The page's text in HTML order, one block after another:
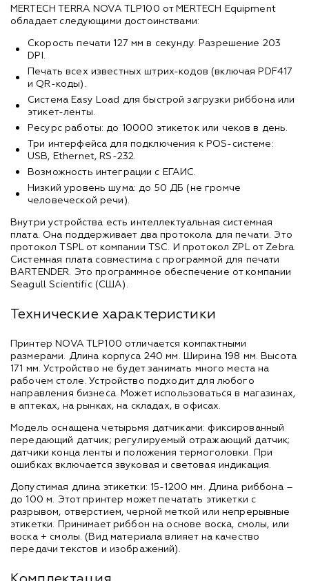
MERTECH TERRA NOVA TLP100 от MERTECH Equipment
обладает следующими достоинствами:
Скорость печати 127 мм в секунду. Разрешение 203
DPI.
Печать всех известных штрих-кодов (включая PDF417
и QR-коды).
Система Easy Load для быстрой загрузки риббона или
этикет-ленты.
Ресурс работы: до 10000 этикеток или чеков в день.
Три интерфейса для подключения к POS-системе:
USB, Ethernet, RS-232.
Возможность интеграции с ЕГАИС.
Низкий уровень шума: до 50 ДБ (не громче
человеческой речи).
Внутри устройства есть интеллектуальная системная
плата. Она поддерживает два протокола для печати. Это
протокол TSPL от компании TSC. И протокол ZPL от Zebra.
Системная плата совместима с программой для печати
BARTENDER. Это программное обеспечение от компании
Seagull Scientific (США).
Технические характеристики
Принтер NOVA TLP100 отличается компактными
размерами. Длина корпуса 240 мм. Ширина 198 мм. Высота
171 мм. Устройство не будет занимать много места на
рабочем столе. Устройство подходит для любого
направления бизнеса. Может использоваться в магазинах,
в аптеках, на рынках, на складах, в офисах.
Модель оснащена четырьмя датчиками: фиксированный
передающий датчик; регулируемый отражающий датчик;
датчики конца ленты и положения термоголовки. При
ошибках включается звуковая и световая индикация.
Допустимая длина этикетки: 15-1200 мм. Длина риббона –
до 100 м. Этот принтер может печатать этикетки с
разрывом, отверстием, черной меткой или непрерывные
этикетки. Принимает риббон на основе воска, смолы, или
воска + смолы. (Вид материала влияет на качество
передачи текстов и изображений).